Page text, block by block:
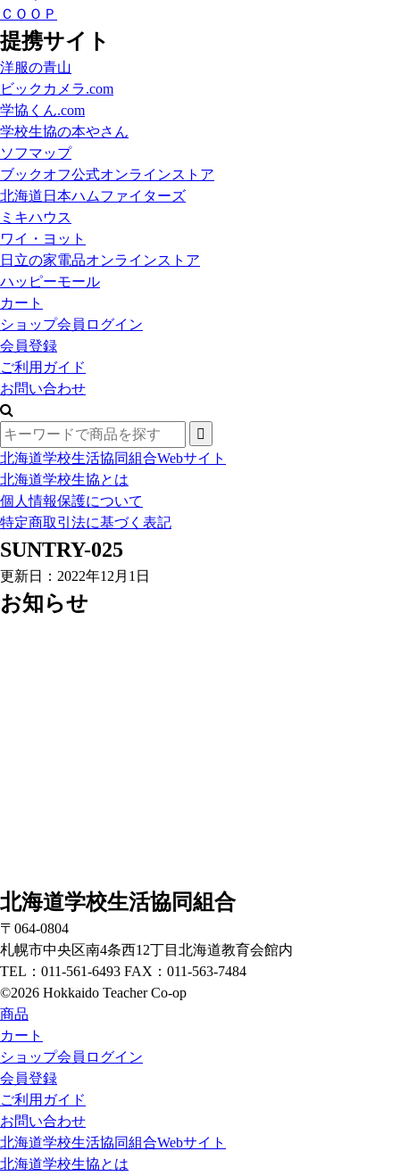
ＣＯＯＰ
提携サイト
洋服の青山
ビックカメラ.com
学協くん.com
学校生協の本やさん
ソフマップ
ブックオフ公式オンラインストア
北海道日本ハムファイターズ
ミキハウス
ワイ・ヨット
日立の家電品オンラインストア
ハッピーモール
カート
ショップ会員ログイン
会員登録
ご利用ガイド
お問い合わせ
北海道学校生活協同組合Webサイト
北海道学校生協とは
個人情報保護について
特定商取引法に基づく表記
SUNTRY-025
更新日：2022年12月1日
お知らせ
北海道学校生活協同組合
〒064-0804
札幌市中央区南4条西12丁目北海道教育会館内
TEL：011-561-6493 FAX：011-563-7484
©2026 Hokkaido Teacher Co-op
商品
カート
ショップ会員ログイン
会員登録
ご利用ガイド
お問い合わせ
北海道学校生活協同組合Webサイト
北海道学校生協とは